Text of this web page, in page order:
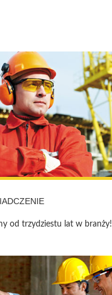
od trzydziestu lat w branży!